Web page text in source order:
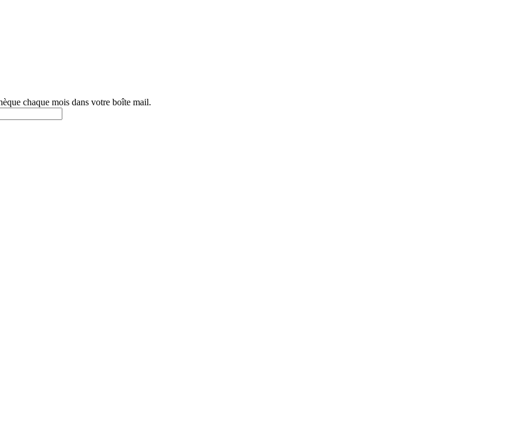
chaque mois dans votre boîte mail.